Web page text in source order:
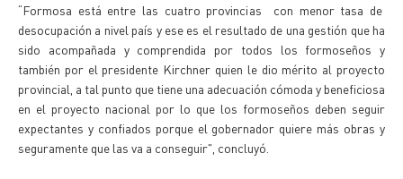
“Formosa está entre las cuatro provincias con menor tasa de
desocupación a nivel país y ese es el resultado de una gestión que ha
sido acompañada y comprendida por todos los formoseños y
también por el presidente Kirchner quien le dio mérito al proyecto
provincial, a tal punto que tiene una adecuación cómoda y beneficiosa
en el proyecto nacional por lo que los formoseños deben seguir
expectantes y confiados porque el gobernador quiere más obras y
seguramente que las va a conseguir", concluyó.